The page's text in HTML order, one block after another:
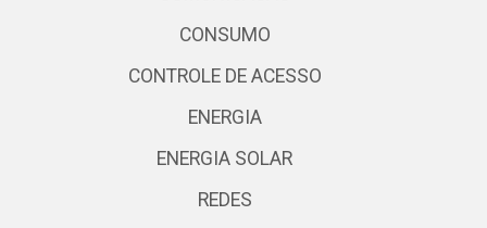
CONSUMO
CONTROLE DE ACESSO
ENERGIA
ENERGIA SOLAR
REDES